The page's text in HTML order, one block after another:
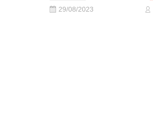
29/08/2023